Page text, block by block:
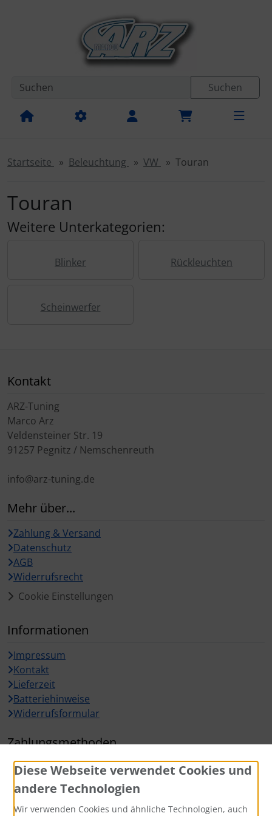
Suchen
Startseite Beleuchtung VW Touran
Touran
Weitere Unterkategorien:
Blinker Rückleuchten
Scheinwerfer
Kontakt
ARZ-Tuning
Marco Arz
Veldensteiner Str. 19
91257 Pegnitz / Nemschenreuth
info@arz-tuning.de
Mehr über...
Zahlung & Versand
Datenschutz
AGB
Widerrufsrecht
Cookie Einstellungen
Informationen
Impressum
Kontakt
Lieferzeit
Batteriehinweise
Widerrufsformular
Zahlungsmethoden
Diese Webseite verwendet Cookies und
andere Technologien
Wir verwenden Cookies und ähnliche Technologien, auch